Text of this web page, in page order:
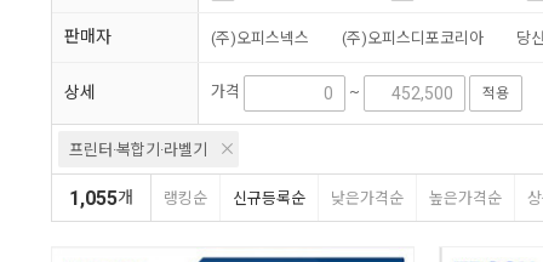
판매자 (주)오피스넥스 (주)오피스디포코리아 당
상세 가격 ~ 적용
프린터·복합기·라벨기
1,055개 랭킹순 신규등록순 낮은가격순 높은가격순